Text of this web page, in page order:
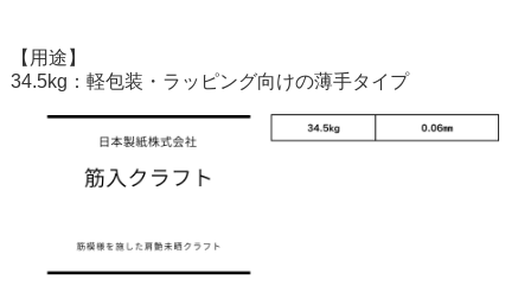
【用途】
34.5kg：軽包装・ラッピング向けの薄手タイプ